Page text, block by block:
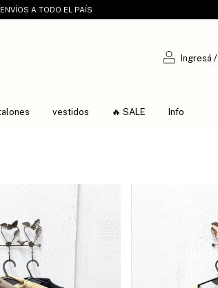
A TODO EL PAÍS
Ingresá /
vestidos 🔥 SALE Info